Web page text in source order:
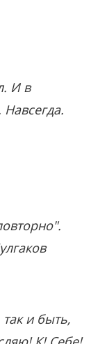
И в
Навсегда.
и быть,